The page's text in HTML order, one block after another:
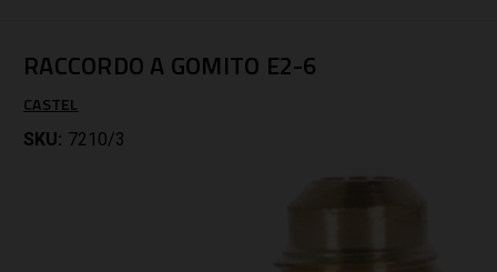
RACCORDO A GOMITO E2-6
CASTEL
SKU: 7210/3